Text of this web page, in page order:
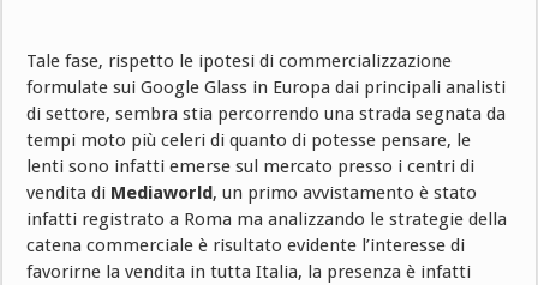
Tale fase, rispetto le ipotesi di commercializzazione
formulate sui Google Glass in Europa dai principali analisti
di settore, sembra stia percorrendo una strada segnata da
tempi moto più celeri di quanto di potesse pensare, le
lenti sono infatti emerse sul mercato presso i centri di
vendita di Mediaworld, un primo avvistamento è stato
infatti registrato a Roma ma analizzando le strategie della
catena commerciale è risultato evidente l’interesse di
favorirne la vendita in tutta Italia, la presenza è infatti